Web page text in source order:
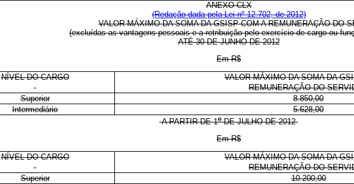
ANEXO CLX
(Redação dada pela Lei nº 12.702, de 2012)
VALOR MÁXIMO DA SOMA DA GSISP COM A REMUNERAÇÃO DO
(excluídas as vantagens pessoais e a retribuição pelo exercício de cargo ou
ATÉ 30 DE JUNHO DE 2012
Em R$
NÍVEL DO CARGO
VALOR MÁXIMO DA SOMA DA
REMUNERAÇÃO DO
Superior
8.850,00
Intermediário
5.628,00
A PARTIR DE 1oDE JULHO DE 2012
Em R$
NÍVEL DO CARGO
VALOR MÁXIMO DA SOMA DA
REMUNERAÇÃO DO
Superior
10.200,00